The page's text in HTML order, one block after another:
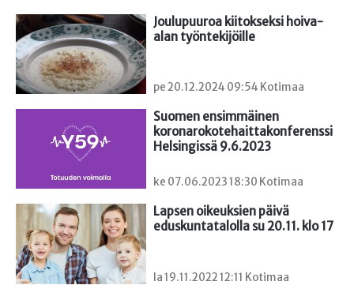
Joulupuuroa kiitokseksi hoiva-
alan työntekijöille
pe 20.12.2024 09:54 Kotimaa
Suomen ensimmäinen
koronarokotehaittakonferenssi
Helsingissä 9.6.2023
ke 07.06.2023 18:30 Kotimaa
Lapsen oikeuksien päivä
eduskuntatalolla su 20.11. klo 17
la 19.11.2022 12:11 Kotimaa